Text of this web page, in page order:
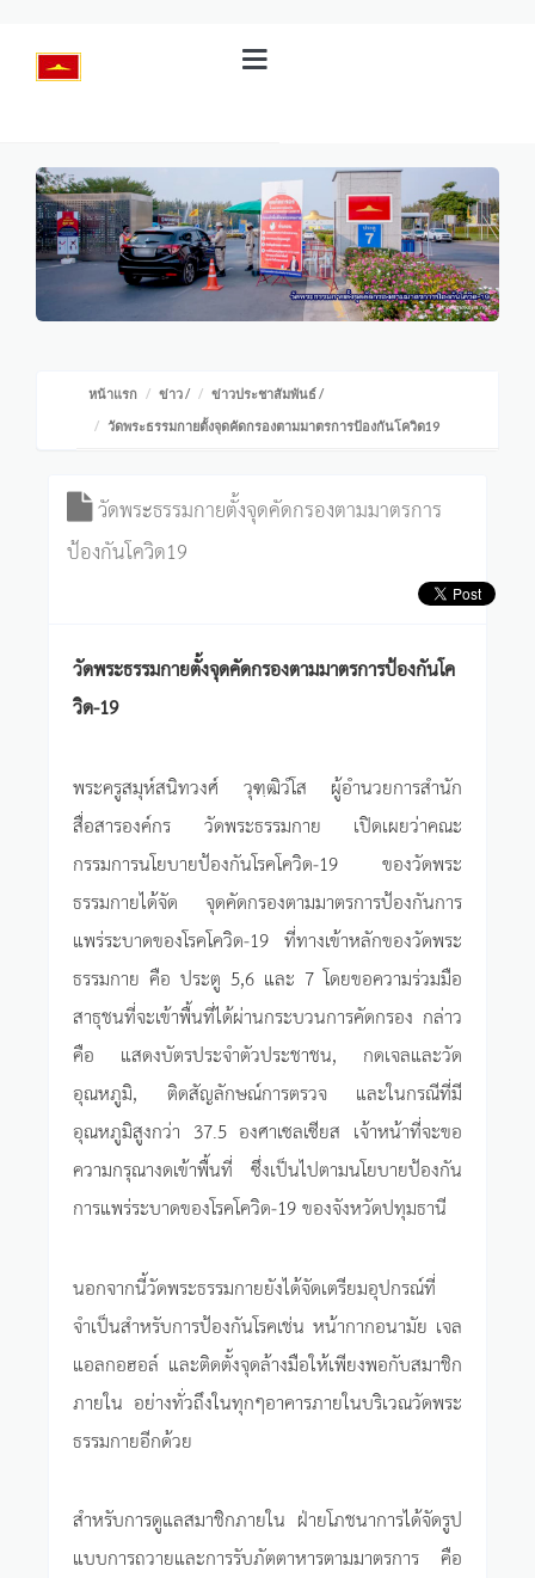
หน้าแรก ข่าว/ ข่าวประชาสัมพันธ์/
วัดพระธรรมกายตั้งจุดคัดกรองตามมาตรการป้องกันโควิด19
วัดพระธรรมกายตั้งจุดคัดกรองตามมาตรการ
ป้องกันโควิด19
วัดพระธรรมกายตั้งจุดคัดกรองตามมาตรการป้องกันโค
วิด-19
พระครูสมุห์สนิทวงศ์ วุฑฺฒิวํโส ผู้อำนวยการสำนัก
สื่อสารองค์กร วัดพระธรรมกาย เปิดเผยว่าคณะ
กรรมการนโยบายป้องกันโรคโควิด-19 ของวัดพระ
ธรรมกายได้จัด จุดคัดกรองตามมาตรการป้องกันการ
แพร่ระบาดของโรคโควิด-19 ที่ทางเข้าหลักของวัดพระ
ธรรมกาย คือ ประตู 5,6 และ 7 โดยขอความร่วมมือ
สาธุชนที่จะเข้าพื้นที่ได้ผ่านกระบวนการคัดกรอง กล่าว
คือ แสดงบัตรประจำตัวประชาชน, กดเจลและวัด
อุณหภูมิ, ติดสัญลักษณ์การตรวจ และในกรณีที่มี
อุณหภูมิสูงกว่า 37.5 องศาเซลเซียส เจ้าหน้าที่จะขอ
ความกรุณางดเข้าพื้นที่ ซึ่งเป็นไปตามนโยบายป้องกัน
การแพร่ระบาดของโรคโควิด-19 ของจังหวัดปทุมธานี
นอกจากนี้วัดพระธรรมกายยังได้จัดเตรียมอุปกรณ์ที่
จำเป็นสำหรับการป้องกันโรคเช่น หน้ากากอนามัย เจล
แอลกอฮอล์ และติดตั้งจุดล้างมือให้เพียงพอกับสมาชิก
ภายใน อย่างทั่วถึงในทุกๆอาคารภายในบริเวณวัดพระ
ธรรมกายอีกด้วย
สำหรับการดูแลสมาชิกภายใน ฝ่ายโภชนาการได้จัดรูป
แบบการถวายและการรับภัตตาหารตามมาตรการ คือ